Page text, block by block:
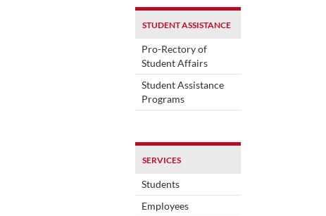
STUDENT ASSISTANCE
Pro-Rectory of
Student Affairs
Student Assistance
Programs
SERVICES
Students
Employees